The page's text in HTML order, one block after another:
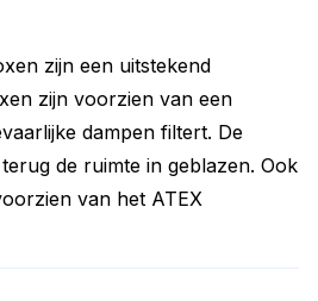
zijn een uitstekend
zijn voorzien van een
dampen filtert. De
de ruimte in geblazen. Ook
van het ATEX